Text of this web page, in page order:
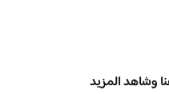
وشاهد المزيد